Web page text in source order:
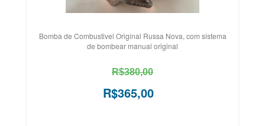
Bomba de Combustivel Original Russa Nova, com sistema
de bombear manual original
R$380,00
R$365,00